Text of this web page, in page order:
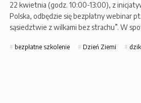
22 kwietnia (godz. 10:00-13:00), z
Polska, odbędzie się bezpłatny webinar
sąsiedztwie z wilkami bez strachu”. W
bezpłatne szkolenie Dzień Ziemi